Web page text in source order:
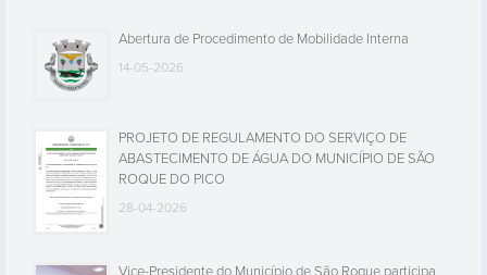
Abertura de Procedimento de Mobilidade Interna
14-05-2026
PROJETO DE REGULAMENTO DO SERVIÇO DE
ABASTECIMENTO DE ÁGUA DO MUNICÍPIO DE SÃO
ROQUE DO PICO
28-04-2026